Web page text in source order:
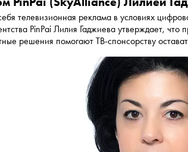
телевизионная реклама в условиях
PinPai Лилия Гаджиева утверждает,
решения помогают ТВ-спонсорству